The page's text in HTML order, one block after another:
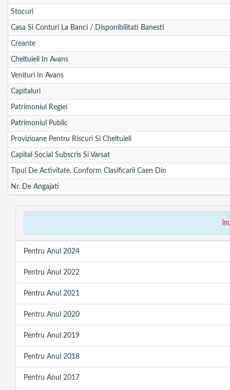
Stocuri
Casa Si Conturi La Banci / Disponibilitati Banesti
Creante
Cheltuieli In Avans
Venituri In Avans
Capitaluri
Patrimoniul Regiei
Patrimoniul Public
Provizioane Pentru Riscuri Si Cheltuieli
Capital Social Subscris Si Varsat
Tipul De Activitate, Conform Clasificarii Caen Din
Nr. De Angajati
Pentru Anul 2024
Pentru Anul 2022
Pentru Anul 2021
Pentru Anul 2020
Pentru Anul 2019
Pentru Anul 2018
Pentru Anul 2017